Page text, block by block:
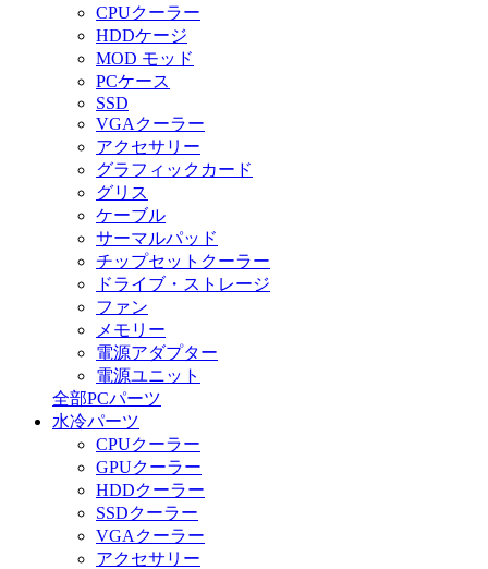
CPUクーラー
HDDケージ
MOD モッド
PCケース
SSD
VGAクーラー
アクセサリー
グラフィックカード
グリス
ケーブル
サーマルパッド
チップセットクーラー
ドライブ・ストレージ
ファン
メモリー
電源アダプター
電源ユニット
全部PCパーツ
水冷パーツ
CPUクーラー
GPUクーラー
HDDクーラー
SSDクーラー
VGAクーラー
アクセサリー